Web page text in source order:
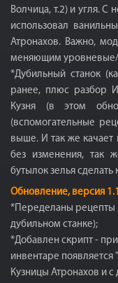
Волчица, т.2) и угля. С
использовал
Атронахов. Важно,
меняющим уровневые/
*Дубильный станок
ранее, плюс разбор
Кузня (в этом
(вспомогательные
выше. И так же качает
без изменения, так
бутылок зелья сделать
Обновление, версия
*Переделаны рецепты
дубильном станке);
*Добавлен скрипт -
инвентаре появляется
Кузницы Атронахов и